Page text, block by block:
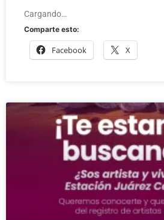
Cargando…
Comparte esto:
Facebook X